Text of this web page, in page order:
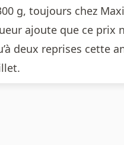
g, toujours chez
ajoute que ce prix
deux reprises cette